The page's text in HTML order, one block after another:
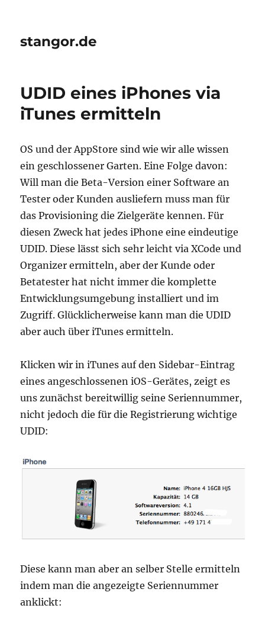
stangor.de
UDID eines iPhones via
iTunes ermitteln
OS und der AppStore sind wie wir alle wissen
ein geschlossener Garten. Eine Folge davon:
Will man die Beta-Version einer Software an
Tester oder Kunden ausliefern muss man für
das Provisioning die Zielgeräte kennen. Für
diesen Zweck hat jedes iPhone eine eindeutige
UDID. Diese lässt sich sehr leicht via XCode und
Organizer ermitteln, aber der Kunde oder
Betatester hat nicht immer die komplette
Entwicklungsumgebung installiert und im
Zugriff. Glücklicherweise kann man die UDID
aber auch über iTunes ermitteln.
Klicken wir in iTunes auf den Sidebar-Eintrag
eines angeschlossenen iOS-Gerätes, zeigt es
uns zunächst bereitwillig seine Seriennummer,
nicht jedoch die für die Registrierung wichtige
UDID:
Diese kann man aber an selber Stelle ermitteln
indem man die angezeigte Seriennummer
anklickt: